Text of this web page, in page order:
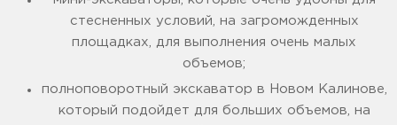
стесненных условий, на загроможденных
площадках, для выполнения очень малых
объемов;
полноповоротный экскаватор в Новом Калинове,
который подойдет для больших объемов, на